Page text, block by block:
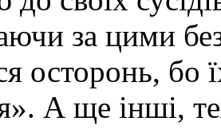
за цими
осторонь, бо
А ще інші,